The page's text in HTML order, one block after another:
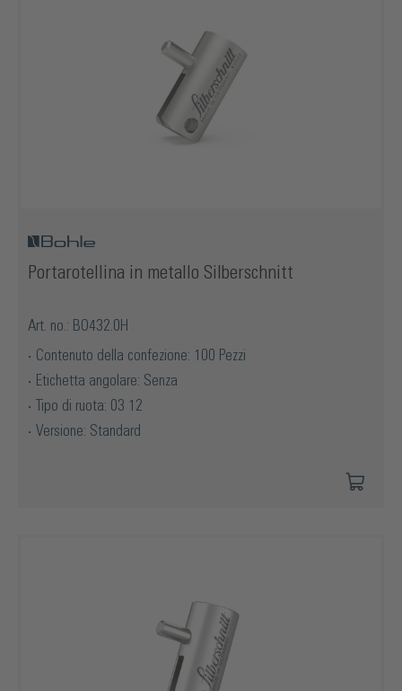
Portarotellina in metallo Silberschnitt
Art. no.: BO432.0H
Contenuto della confezione: 100 Pezzi
Etichetta angolare: Senza
Tipo di ruota: 03 12
Versione: Standard